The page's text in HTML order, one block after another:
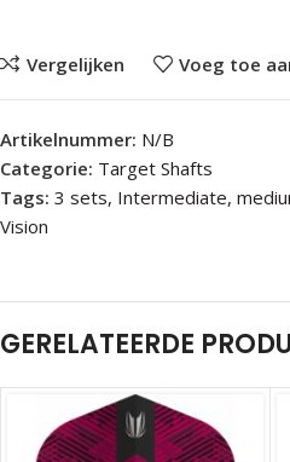
Vergelijken Voeg toe
Artikelnummer: N/B
Categorie: Target Shafts
Tags: 3 sets, Intermediate,
Vision
GERELATEERDE